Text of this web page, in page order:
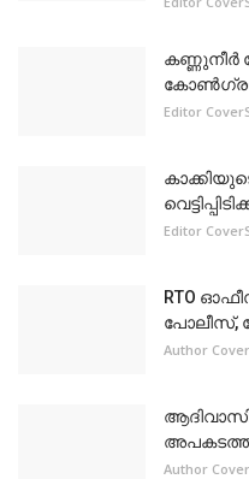
കണ്ണുനീർ
Editor
Editor
RTO
പോലീസ്,
Author
Author